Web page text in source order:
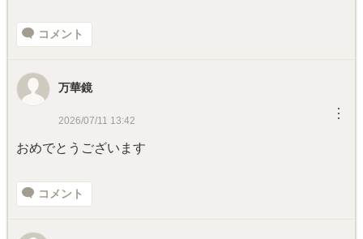
コメント
万華鏡
2026/07/11 13:42 ︙
おめでとうございます
コメント